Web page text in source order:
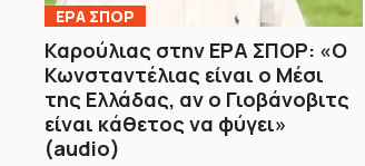
ΕΡΑ ΣΠΟΡ
Καρούλιας στην ΕΡΑ ΣΠΟΡ: «Ο
Κωνσταντέλιας είναι ο Μέσι
της Ελλάδας, αν ο Γιοβάνοβιτς
είναι κάθετος να φύγει»
(audio)